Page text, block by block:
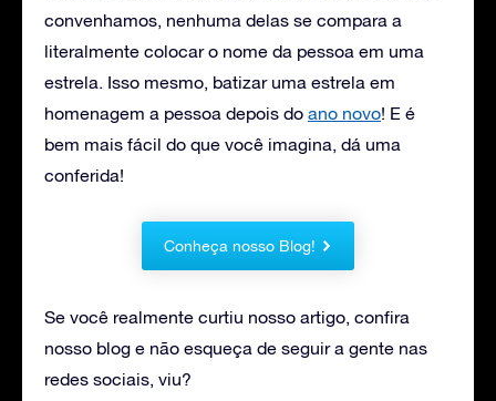
convenhamos, nenhuma delas se compara a
literalmente colocar o nome da pessoa em uma
estrela. Isso mesmo, batizar uma estrela em
homenagem a pessoa depois do ano novo! E é
bem mais fácil do que você imagina, dá uma
conferida!
Conheça nosso Blog!
Se você realmente curtiu nosso artigo, confira
nosso blog e não esqueça de seguir a gente nas
redes sociais, viu?